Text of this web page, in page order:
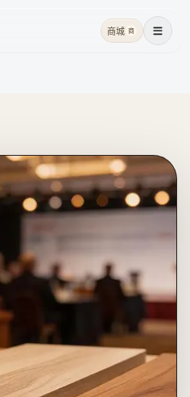
商城 商 菜单